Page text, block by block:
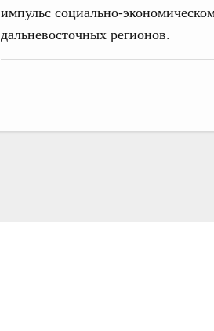
импульс социально-
дальневосточных регионов.
Показать еще